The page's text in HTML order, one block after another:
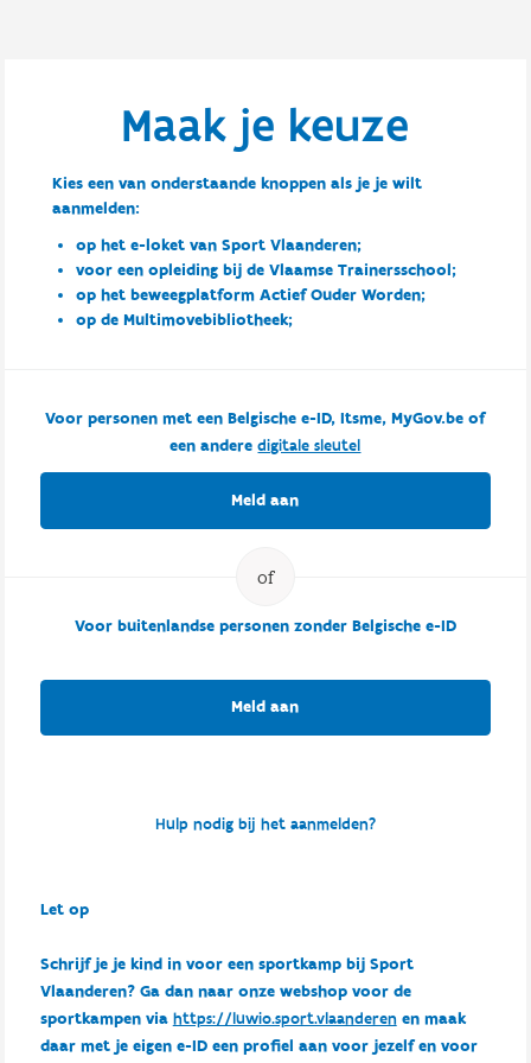
Maak je keuze
Kies een van onderstaande knoppen als je je wilt
aanmelden:
op het e-loket van Sport Vlaanderen;
voor een opleiding bij de Vlaamse Trainersschool;
op het beweegplatform Actief Ouder Worden;
op de Multimovebibliotheek;
Voor personen met een Belgische e-ID, Itsme, MyGov.be of
een anderedigitale sleutel
Meld aan
Voor buitenlandse personen zonder Belgische e-ID
Meld aan
Hulp nodig bij het aanmelden?
Let op
Schrijf je je kind in voor een sportkamp bij Sport
Vlaanderen? Ga dan naar onze webshop voor de
sportkampen via https://luwio.sport.vlaanderenen maak
daar met je eigen e-ID een profiel aan voor jezelf en voor